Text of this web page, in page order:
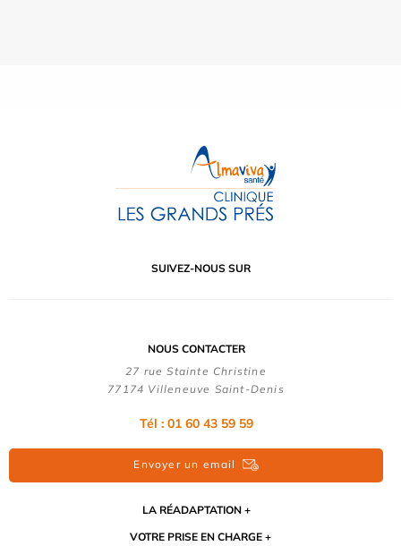
SUIVEZ-NOUS SUR
NOUS CONTACTER
27 rue Stainte Christine
77174 Villeneuve Saint-Denis
Tél : 01 60 43 59 59
Envoyer un email
LA RÉADAPTATION
VOTRE PRISE EN CHARGE